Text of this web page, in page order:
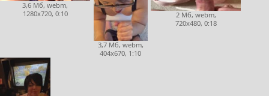
3,6 Мб, webm,
1280x720, 0:10
3,7 Мб, webm,
404x670, 1:10
2 Мб, webm,
720x480, 0:18